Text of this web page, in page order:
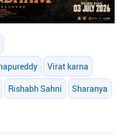
Virat karna
Rishabh Sahni Sharanya